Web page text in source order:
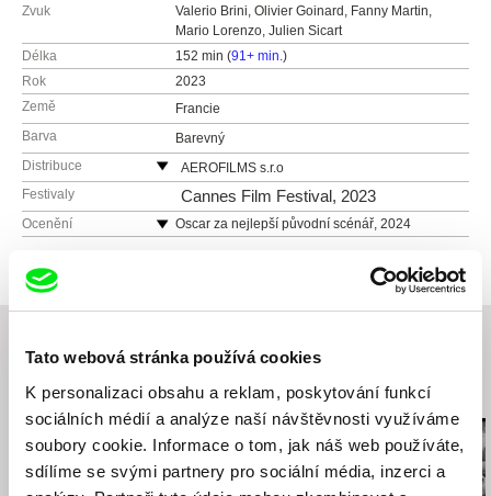
Tato webová stránka používá cookies
K personalizaci obsahu a reklam, poskytování funkcí
sociálních médií a analýze naší návštěvnosti využíváme
soubory cookie. Informace o tom, jak náš web používáte,
sdílíme se svými partnery pro sociální média, inzerci a
Zvuk
Valerio Brini, Olivier Goinard, Fanny Martin,
Mario Lorenzo, Julien Sicart
Délka
152 min (91+ min.)
Rok
2023
Země
Francie
Barva
Barevný
Distribuce
AEROFILMS s.r.o
Jirečkova 1008/8
170 00 Praha 7
Festivaly Cannes Film Festival, 2023
Ocenění
Oscar za nejlepší původní scénář, 2024
Cena za nejlepší film – Evropské filmové ceny,
2023
ceny, 2023
Cena za nejlepší původní scénář – BAFTA, 2024
Související filmy (20)